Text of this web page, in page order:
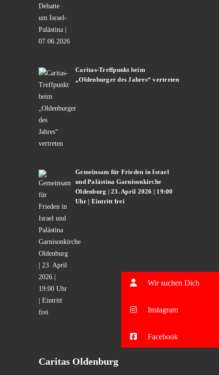
Caritas-Treffpunkt beim
„Oldenburger des Jahres“ vertreten
Gemeinsam für Frieden in Israel
und Palästina Garnisonkirche
Oldenburg | 23. April 2026 | 19:00
Uhr | Eintritt frei
Caritas Oldenburg
Wir suchen Dich
Instagram
Facebook